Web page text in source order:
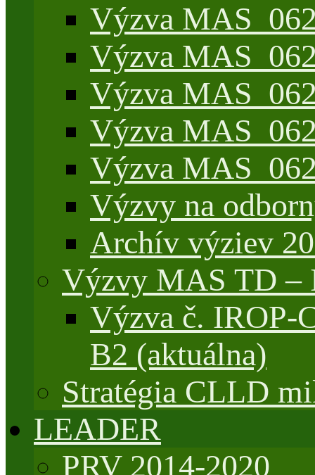
Výzva
Výzva
Výzva
Výzva
Výzva
Výzvy na
Archív výziev
Výzvy MAS TD –
Výzva č. IROP-
B2 (aktuálna)
Stratégia CLLD
LEADER
PRV 2014-2020